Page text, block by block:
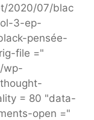
2020/07/blac
3-ep-
pensée-
file ="
wp-
= 80 "data-
open ="